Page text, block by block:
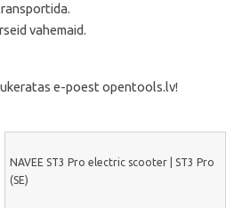
vahemaid.
e-poest opentools.lv!
NAVEE ST3 Pro electric scooter | ST3 Pro
(SE)